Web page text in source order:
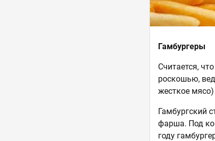
Гамбургеры
Считается,
роскошью,
жесткое
Гамбургский
фарша. Под
году